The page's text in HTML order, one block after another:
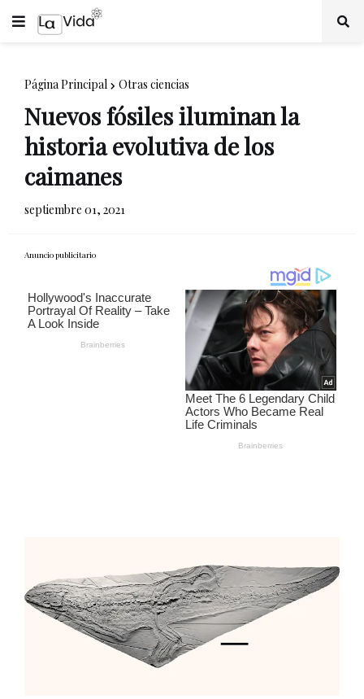
Página Principal Otras ciencias
Nuevos fósiles iluminan la
historia evolutiva de los
caimanes
septiembre 01, 2021
Anuncio publicitario